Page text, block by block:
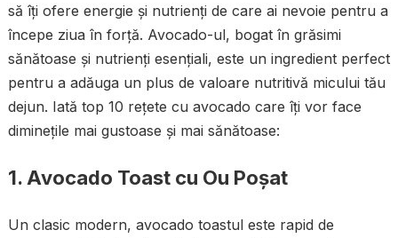
să îți ofere energie și nutrienți de care ai nevoie pentru a
începe ziua în forță. Avocado-ul, bogat în grăsimi
sănătoase și nutrienți esențiali, este un ingredient perfect
pentru a adăuga un plus de valoare nutritivă micului tău
dejun. Iată top 10 rețete cu avocado care îți vor face
diminețile mai gustoase și mai sănătoase:
1. Avocado Toast cu Ou Poșat
Un clasic modern, avocado toastul este rapid de